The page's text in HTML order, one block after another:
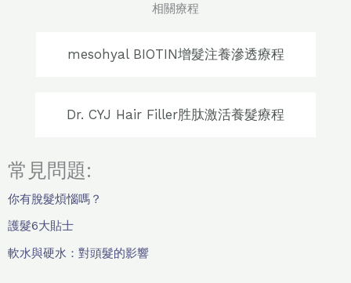
相關療程
mesohyal BIOTIN增髮注養滲透療程
Dr. CYJ Hair Filler胜肽激活養髮療程
常見問題:
你有脫髮煩惱嗎？
護髮6大貼士
軟水與硬水：對頭髮的影響